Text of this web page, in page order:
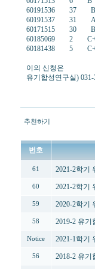
60191536 37
60191537 31
60171515 30
60185069 2
60181438 5
이의 신청은
유기합성연구실)
추천하기
번호
61 2021-2학기
60 2021-2학기
59 2020-2학기
58 2019-2 유
Notice 2021-1학기
56 2018-2 유